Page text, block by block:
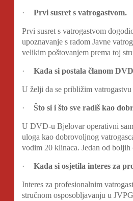
· Prvi susret s vatrogastvom.
Prvi susret s vatrogastvom
upoznavanje s radom Javne
velikim poštovanjem prema toj
· Kada si postala članom
U želji da se približim
· Što si i što sve radiš kao
U DVD-u Bjelovar operativni sam
uloga kao dobrovoljnog
vodim 20 klinaca. Jedan od boljih
· Kada si osjetila interes za
Interes za profesionalnim
stručnom osposobljavanju u